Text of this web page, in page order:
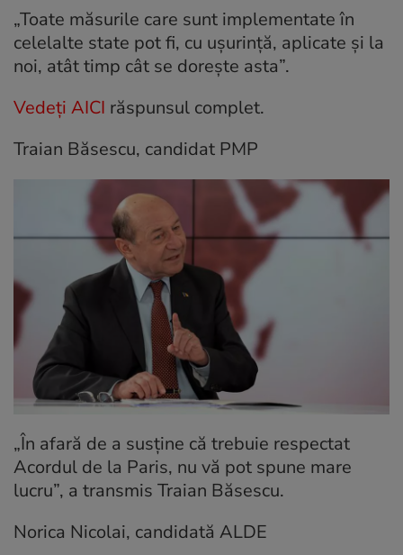
„Toate măsurile care sunt implementate în
celelalte state pot fi, cu ușurință, aplicate și la
noi, atât timp cât se dorește asta”.
Vedeți AICI răspunsul complet.
Traian Băsescu, candidat PMP
„În afară de a susține că trebuie respectat
Acordul de la Paris, nu vă pot spune mare
lucru”, a transmis Traian Băsescu.
Norica Nicolai, candidată ALDE